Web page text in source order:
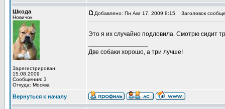
Шкода
Новичок
Зарегистрирован:
15.08.2009
Сообщения: 3
Откуда: Москва
Добавлено: Пн Авг 17, 2009 8:15 Заголовок
Это я их случайно подловила. Смотрю сидит
Две собаки хорошо, а три лучше!
Вернуться к началу